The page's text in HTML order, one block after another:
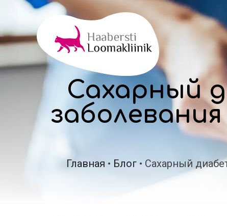
Сахарный
Главная • Блог • Сахарный